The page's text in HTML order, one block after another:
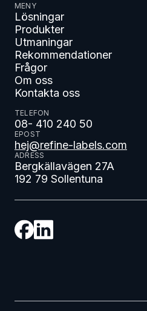
MENY
Lösningar
Produkter
Utmaningar
Rekommendationer
Frågor
Om oss
Kontakta oss
TELEFON
08- 410 240 50
EPOST
hej@refine-labels.com
ADRESS
Bergkällavägen 27A
192 79 Sollentuna